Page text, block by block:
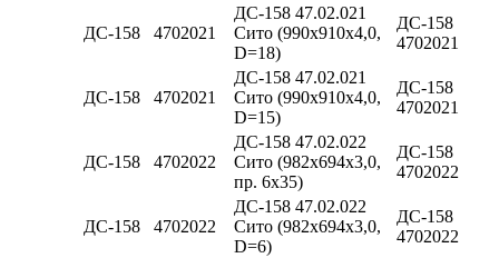
ДС-158 4702021
ДС-158 47.02.021
Сито (990х910х4,0,
D=18)
ДС-158
4702021
ДС-158 4702021
ДС-158 47.02.021
Сито (990х910х4,0,
D=15)
ДС-158
4702021
ДС-158 4702022
ДС-158 47.02.022
Сито (982х694х3,0,
пр. 6х35)
ДС-158
4702022
ДС-158 4702022
ДС-158 47.02.022
Сито (982х694х3,0,
D=6)
ДС-158
4702022